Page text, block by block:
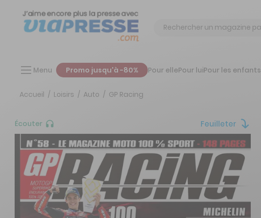
Chercher
Menu Promo jusqu'à -80% Pour ellePour luiPour les enfants
Accueil Loisirs Auto GP Racing
Écouter Feuilleter